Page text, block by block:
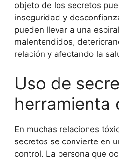
objeto de los secretos
inseguridad y
pueden llevar a una
malentendidos,
relación y afectando la
Uso de
herramienta
En muchas relaciones
secretos se convierte en
control. La persona que